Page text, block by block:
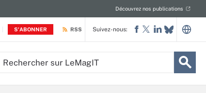
S'ABONNER
Découvrez nos publications
RSS Suivez-nous: